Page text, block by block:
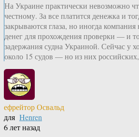
На Украине практически невозможно
честному. За все платится денежка и
закрываются глаза, но иногда компания
денег для прохождения проверки — и
задержания судна Украиной. Сейчас у
около 15 судов — но из них
ефрейтор Освальд
для Henren
6 лет назад